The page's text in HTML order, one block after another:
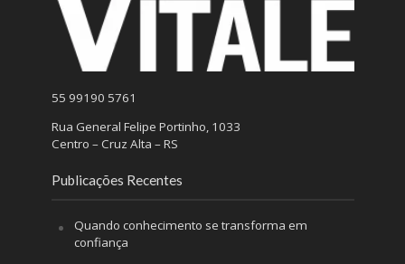
55 99190 5761
Rua General Felipe Portinho, 1033
Centro – Cruz Alta – RS
Publicações Recentes
Quando conhecimento se transforma em
confiança